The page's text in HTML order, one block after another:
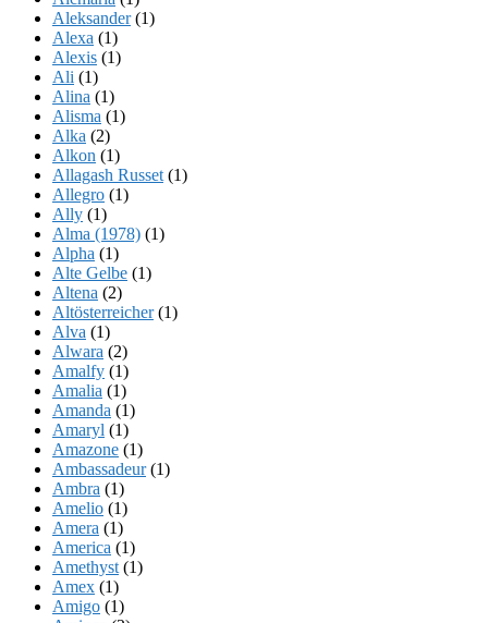
Aleksander(1)
Alexa (1)
Alexis (1)
Ali (1)
Alina (1)
Alisma (1)
Alka (2)
Alkon (1)
Allagash Russet (1)
Allegro (1)
Ally (1)
Alma (1978) (1)
Alpha (1)
Alte Gelbe (1)
Altena (2)
Altösterreicher(1)
Alva (1)
Alwara (2)
Amalfy (1)
Amalia (1)
Amanda (1)
Amaryl (1)
Amazone (1)
Ambassadeur(1)
Ambra (1)
Amelio (1)
Amera (1)
America (1)
Amethyst (1)
Amex (1)
Amigo (1)